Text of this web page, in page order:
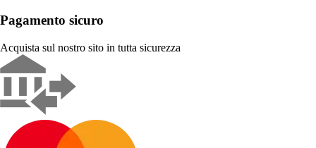
Pagamento sicuro
Acquista sul nostro sito in tutta sicurezza